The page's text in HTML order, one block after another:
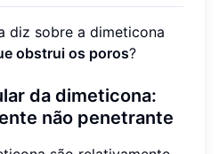
diz sobre a dimeticona
obstrui os poros?
da dimeticona:
não penetrante